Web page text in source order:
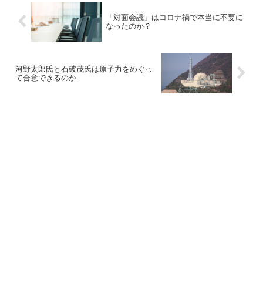
「対面会議」はコロナ禍で本当に不要に
なったのか？
河野太郎氏と石破茂氏は原子力をめぐっ
て合意できるのか